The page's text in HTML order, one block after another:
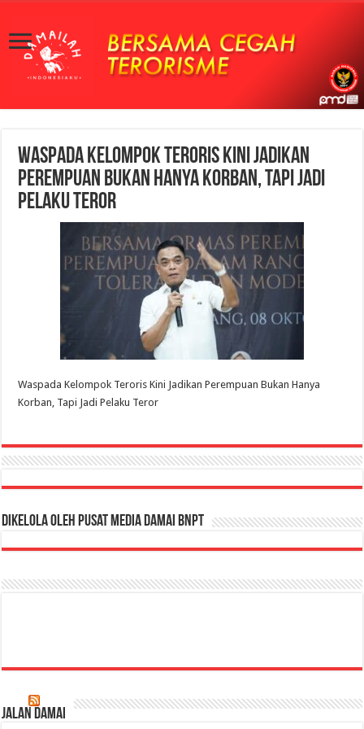
Waspada Kelompok Teroris Kini Jadikan
Perempuan Bukan Hanya Korban, Tapi Jadi
Pelaku Teror
Waspada Kelompok Teroris Kini Jadikan Perempuan Bukan Hanya
Korban, Tapi Jadi Pelaku Teror
Dikelola oleh Pusat Media Damai BNPT
Jalan Damai